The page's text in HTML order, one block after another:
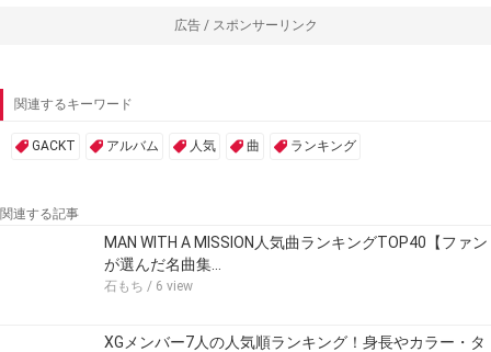
広告 / スポンサーリンク
関連するキーワード
GACKT アルバム 人気 曲 ランキング
関連する記事
MAN WITH A MISSION人気曲ランキングTOP40【ファン
が選んだ名曲集…
石もち / 6 view
XGメンバー7人の人気順ランキング！身長やカラー・タ